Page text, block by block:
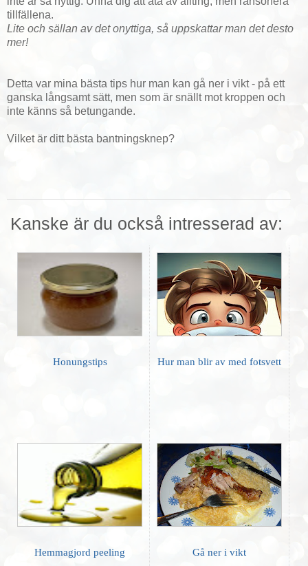
tillfällena.
Lite och sällan av det onyttiga, så uppskattar man det desto
mer!
Detta var mina bästa tips hur man kan gå ner i vikt - på ett
ganska långsamt sätt, men som är snällt mot kroppen och
inte känns så betungande.
Vilket är ditt bästa bantningsknep?
Kanske är du också intresserad av:
Honungstips Hur man blir av med fotsvett
Hemmagjord peeling Gå ner i vikt